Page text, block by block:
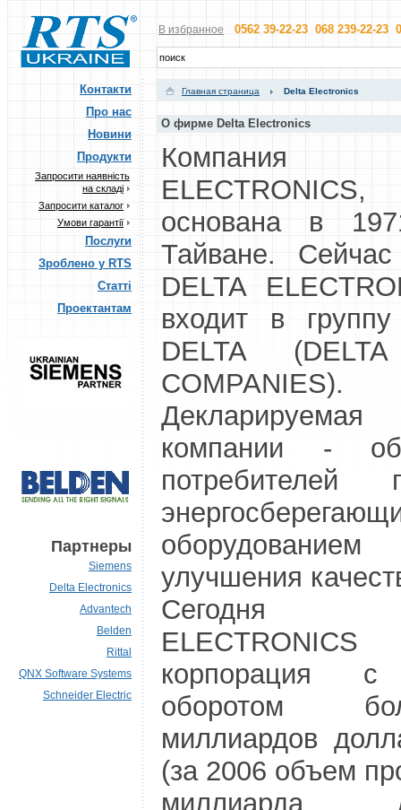
В избранное 0562 39-22-23 068 239-22-23
Контакти
Про нас
Новини
Продукти
Запросити наявність
на складі
Запросити каталог
Умови гарантії
Послуги
Зроблено у RTS
Статті
Проектантам
Партнеры
Siemens
Delta Electronics
Advantech
Belden
Rittal
QNX Software Systems
Schneider Electric
Главная страница Delta Electronics
О фирме Delta Electronics
Компания
основана в
Тайване.
DELTA
входит в
DELTA
COMPANIES).
компании -
потребителей
улучшения
Сегодня
корпорация с
оборотом
миллиардов
(за 2006 объем
миллиарда